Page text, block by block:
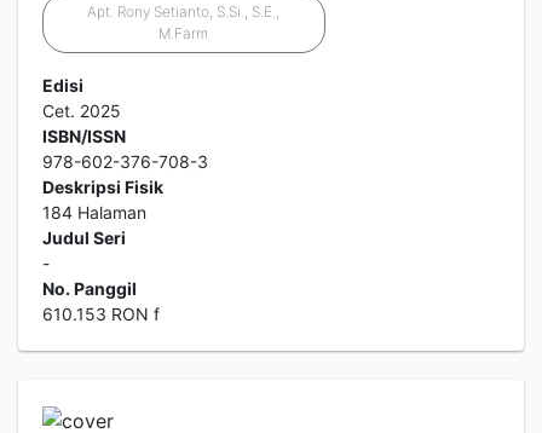
Apt. Rony Setianto, S.Si., S.E.,
M.Farm
Edisi
Cet. 2025
ISBN/ISSN
978-602-376-708-3
Deskripsi Fisik
184 Halaman
Judul Seri
-
No. Panggil
610.153 RON f